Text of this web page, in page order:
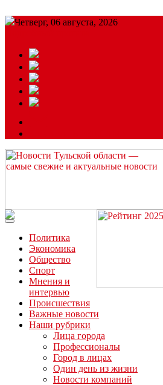
Четверг, 06 августа, 2026
Читайте последние новости дня в
“ЗаНовомосковск”
Политика
Экономика
Общество
Спорт
Мнения и
интервью
Происшествия
Важные новости
Наши рубрики
Лица города
Профессионалы
Город в лицах
Один день из жизни
Новости компаний